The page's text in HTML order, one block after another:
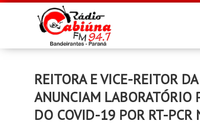
REITORA E VICE-REITOR
ANUNCIAM LABORATÓRIO
DO COVID-19 POR RT-PCR